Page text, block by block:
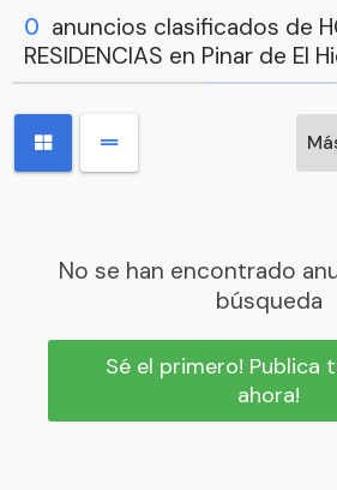
0 anuncios clasificados de
RESIDENCIAS en Pinar de El
No se han encontrado
búsqueda
Sé el primero! Publica
ahora!